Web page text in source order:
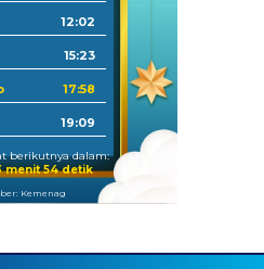
12:02
15:23
17:58
19:09
berikutnya dalam:
menit 53 detik
Kemenag